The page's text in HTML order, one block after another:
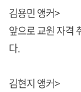
김용민 앵커>
앞으로 교원 자격
다.
김현지 앵커>